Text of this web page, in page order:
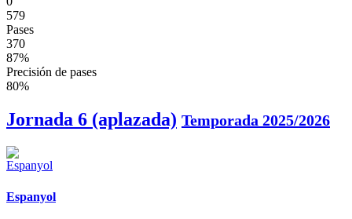
579
Pases
370
87%
Precisión de pases
80%
Jornada 6 (aplazada) Temporada 2025/2026
Espanyol